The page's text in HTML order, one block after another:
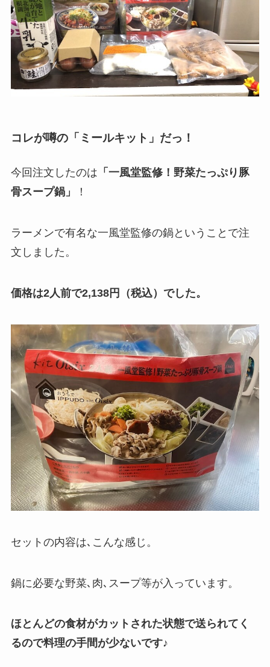
コレが噂の「ミールキット」だっ！
今回注文したのは 「一風堂監修！野菜たっぷり豚
骨スープ鍋」
！
ラーメンで有名な一風堂監修の鍋ということで注
文しました。
価格は2人前で2,138円（税込）でした。
セットの内容は､こんな感じ。
鍋に必要な野菜､肉､スープ等が入っています。
ほとんどの食材がカットされた状態で送られてく
るので料理の手間が少ないです♪